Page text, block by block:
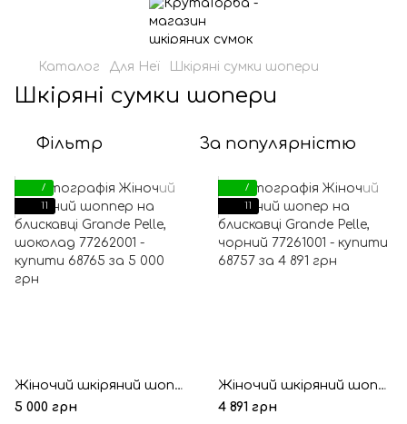
Каталог Для Неї Шкіряні сумки шопери
Шкіряні сумки шопери
Фільтр За популярністю
7
11
Жіночий шкіряний шоппер на блискавці Grande Pelle, шоколад
5 000 грн
7
11
Жіночий шкіряний шопер на блискавці Grande Pelle, чорний
4 891 грн